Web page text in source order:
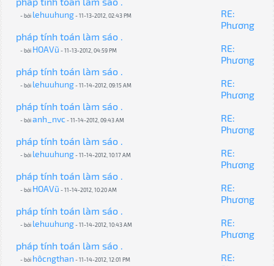
- bởi lehuuhung- 11-13-2012, 02:43 PM
RE:
Phương
pháp tính toán làm sáo .
- bởi HOAVũ - 11-13-2012, 04:59 PM
RE:
Phương
pháp tính toán làm sáo .
- bởi lehuuhung- 11-14-2012, 09:15 AM
RE:
Phương
pháp tính toán làm sáo .
- bởianh_nvc- 11-14-2012, 09:43 AM
RE:
Phương
pháp tính toán làm sáo .
- bởi lehuuhung- 11-14-2012, 10:17 AM
RE:
Phương
pháp tính toán làm sáo .
- bởi HOAVũ - 11-14-2012, 10:20 AM
RE:
Phương
pháp tính toán làm sáo .
- bởi lehuuhung- 11-14-2012, 10:43 AM
RE:
Phương
pháp tính toán làm sáo .
- bởi hôcngthan - 11-14-2012, 12:01 PM
RE: